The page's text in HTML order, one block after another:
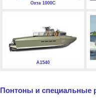
Охта 1000С
А1540
Понтоны и специальные